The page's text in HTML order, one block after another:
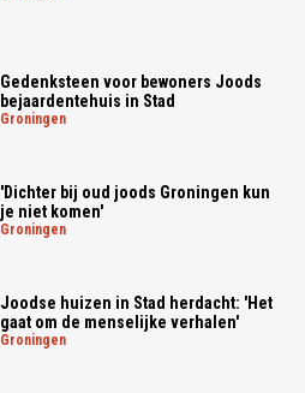
Gedenksteen voor bewoners Joods
bejaardentehuis in Stad
groningen
'Dichter bij oud joods Groningen kun
je niet komen'
groningen
Joodse huizen in Stad herdacht: 'Het
gaat om de menselijke verhalen'
groningen